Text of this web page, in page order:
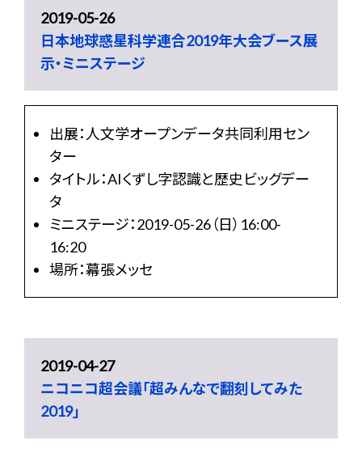
2019-05-26
日本地球惑星科学連合2019年大会ブース展
示・ミニステージ
出展：人文学オープンデータ共同利用セン
ター
タイトル：AIくずし字認識と歴史ビッグデー
タ
ミニステージ：2019-05-26（日）16:00-
16:20
場所：幕張メッセ
2019-04-27
ニコニコ超会議「超みんなで翻刻してみた
2019」